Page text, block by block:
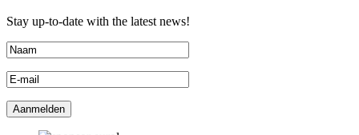
Stay up-to-date with the latest news!